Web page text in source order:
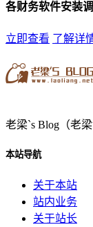
各财务软件安装
立即查看 了解详
老梁`s Blog（老
本站导航
关于本站
站内业务
关于站长